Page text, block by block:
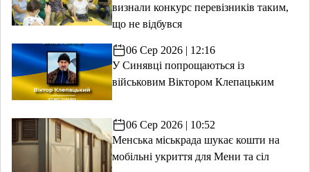
визнали конкурс перевізників таким,
що не відбувся
06 Сер 2026 | 12:16
У Синявці попрощаються із
військовим Віктором Клепацьким
06 Сер 2026 | 10:52
Менська міськрада шукає кошти на
мобільні укриття для Мени та сіл